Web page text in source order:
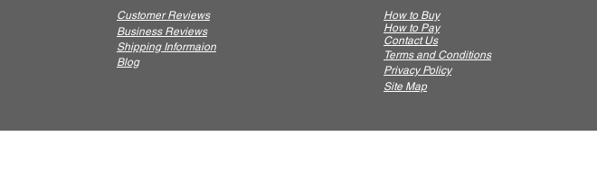
Customer Reviews
Business Reviews
Shipping Informaion
Blog
How to Buy
​How to Pay
Contact Us
Terms and Conditions
Privacy Policy
Site Map